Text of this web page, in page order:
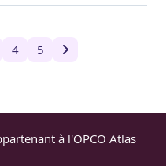
4 5
à l'OPCO Atlas